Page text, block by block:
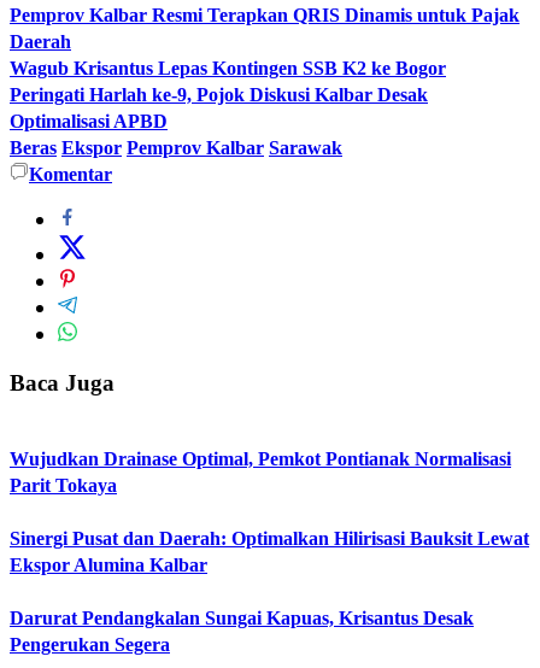
Pemprov Kalbar Resmi Terapkan QRIS Dinamis untuk Pajak
Daerah
Wagub Krisantus Lepas Kontingen SSB K2 ke Bogor
Peringati Harlah ke-9, Pojok Diskusi Kalbar Desak
Optimalisasi APBD
Beras Ekspor Pemprov Kalbar Sarawak
Komentar
Baca Juga
Wujudkan Drainase Optimal, Pemkot Pontianak Normalisasi
Parit Tokaya
Sinergi Pusat dan Daerah: Optimalkan Hilirisasi Bauksit Lewat
Ekspor Alumina Kalbar
Darurat Pendangkalan Sungai Kapuas, Krisantus Desak
Pengerukan Segera